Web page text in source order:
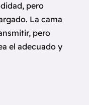
pero
La cama
pero
el adecuado y